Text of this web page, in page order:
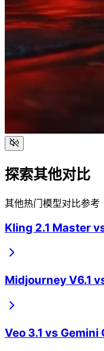
探索其他对比
其他热门模型对比参考
Kling 2.1 Master
Midjourney V6.1
Veo 3.1 vs Gemini